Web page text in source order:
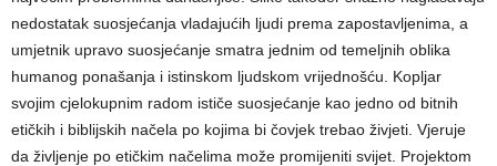
nedostatak suosjećanja vladajućih ljudi prema zapostavljenima, a
umjetnik upravo suosjećanje smatra jednim od temeljnih oblika
humanog ponašanja i istinskom ljudskom vrijednošću. Kopljar
svojim cjelokupnim radom ističe suosjećanje kao jedno od bitnih
etičkih i biblijskih načela po kojima bi čovjek trebao živjeti. Vjeruje
da življenje po etičkim načelima može promijeniti svijet. Projektom